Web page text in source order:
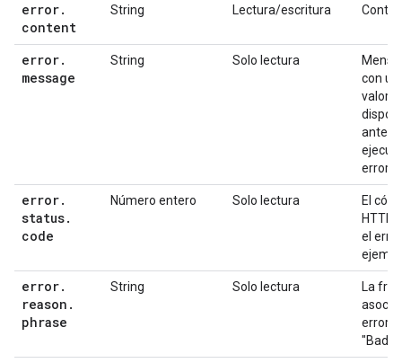
error.
content
String Lectura/escritura
error.
message
String Solo lectura
con un
valor
antes
error.
error.
status.
code
Número entero Solo lectura
El
HTTP
el
error.
reason .
phrase
String Solo lectura
La
error.
"Bad